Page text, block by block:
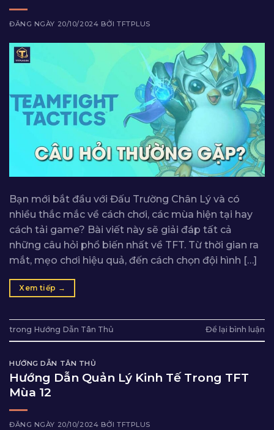
ĐĂNG NGÀY 20/10/2024 BỞITFTPLUS
Bạn mới bắt đầu với Đấu Trường Chân Lý và có
nhiều thắc mắc về cách chơi, các mùa hiện tại hay
cách tải game? Bài viết này sẽ giải đáp tất cả
những câu hỏi phổ biến nhất về TFT. Từ thời gian ra
mắt, mẹo chơi hiệu quả, đến cách chọn đội hình […]
Xem tiếp →
trong Hướng Dẫn Tân Thủ Để lại bình luận
HƯỚNG DẪN TÂN THỦ
Hướng Dẫn Quản Lý Kinh Tế Trong TFT
Mùa 12
ĐĂNG NGÀY 20/10/2024 BỞITFTPLUS